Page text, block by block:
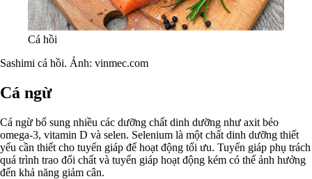
Cá hồi
Sashimi cá hồi. Ảnh: vinmec.com
Cá ngừ
Cá ngừ bổ sung nhiều các dưỡng chất dinh dưỡng như axit béo
omega-3, vitamin D và selen. Selenium là một chất dinh dưỡng thiết
yếu cần thiết cho tuyến giáp để hoạt động tối ưu. Tuyến giáp phụ trách
quá trình trao đổi chất và tuyến giáp hoạt động kém có thể ảnh hưởng
đến khả năng giảm cân.